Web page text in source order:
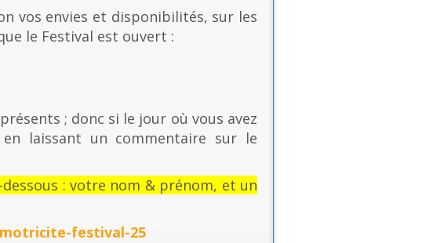
vos envies et disponibilités, sur les
le Festival est ouvert :
; donc si le jour où vous avez
laissant un commentaire sur le
: votre nom & prénom, et un
festival-25